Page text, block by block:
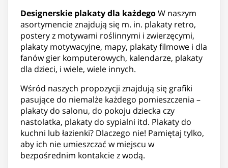
Designerskie plakaty dla każdegoW naszym
asortymencie znajdują się m. in. plakaty retro,
postery z motywami roślinnymi i zwierzęcymi,
plakaty motywacyjne, mapy, plakaty filmowe i dla
fanów gier komputerowych, kalendarze, plakaty
dla dzieci, i wiele, wiele innych.
Wśród naszych propozycji znajdują się grafiki
pasujące do niemalże każdego pomieszczenia –
plakaty do salonu, do pokoju dziecka czy
nastolatka, plakaty do sypialni itd. Plakaty do
kuchni lub łazienki? Dlaczego nie! Pamiętaj tylko,
aby ich nie umieszczać w miejscu w
bezpośrednim kontakcie z wodą.